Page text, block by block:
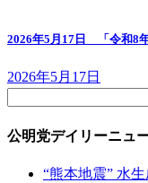
2026年5月17日 「令和8
2026年5月17日
公明党デイリーニュ
“熊本地震” 水